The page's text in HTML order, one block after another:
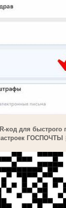
код для быстрого
ГОСПОЧТЫ